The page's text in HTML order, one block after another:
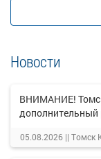
Новости
ВНИМАНИЕ! Томск
дополнительный
05.08.2026 || Томск